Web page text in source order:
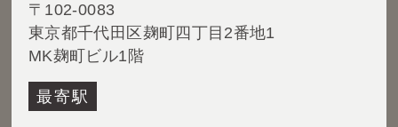
〒102-0083
東京都千代田区麹町四丁目2番地1
MK麹町ビル1階
最寄駅